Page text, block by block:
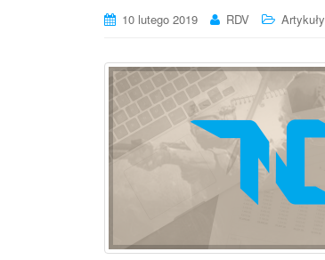
10 lutego 2019 RDV Artykuły